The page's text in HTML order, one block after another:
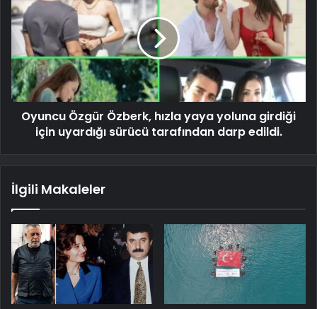
Oyuncu Özgür Özberk, hızla yaya yoluna girdiği
için uyardığı sürücü tarafından darp edildi.
İlgili Makaleler